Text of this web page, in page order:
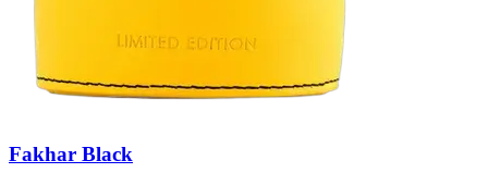
Fakhar Black